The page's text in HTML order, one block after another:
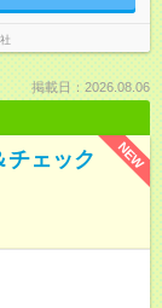
掲載日：2026.08.06
NEW
チェック